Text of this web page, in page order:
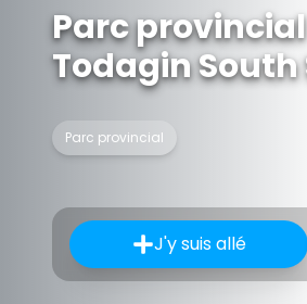
Parc provincial
Todagin South
Parc provincial
J'y suis allé